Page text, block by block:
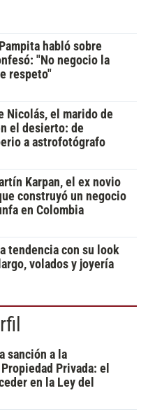
habló sobre
"No negocio la
respeto"
Nicolás, el marido de
el desierto: de
a astrofotógrafo
Karpan, el ex novio
construyó un negocio
en Colombia
tendencia con su look
volados y joyería
sanción a la
Privada: el
en la Ley del